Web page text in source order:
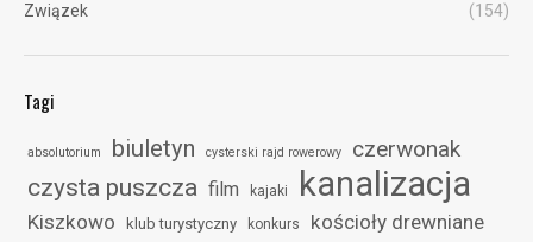
Związek
(154)
Tagi
absolutorium biuletyn cysterski rajd rowerowy czerwonak
czysta puszcza film kajaki kanalizacja
Kiszkowo klub turystyczny konkurs kościoły drewniane